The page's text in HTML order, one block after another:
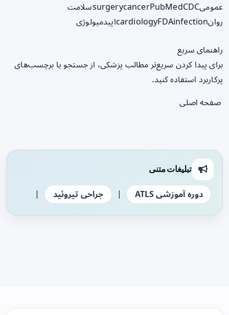
عمومی
surgerycancerPubMedCDC
سلامت
روان
cardiologyFDAinfection اپیدمیولوژی
راهنمای سریع
برای پیدا کردن سریع‌تر مطالب پزشکی، از جستجو یا برچسب‌های
پرکاربرد استفاده کنید.
صفحه اصلی
تبلیغات متنی
دوره آموزشی ATLS | جراحی تیروئید |